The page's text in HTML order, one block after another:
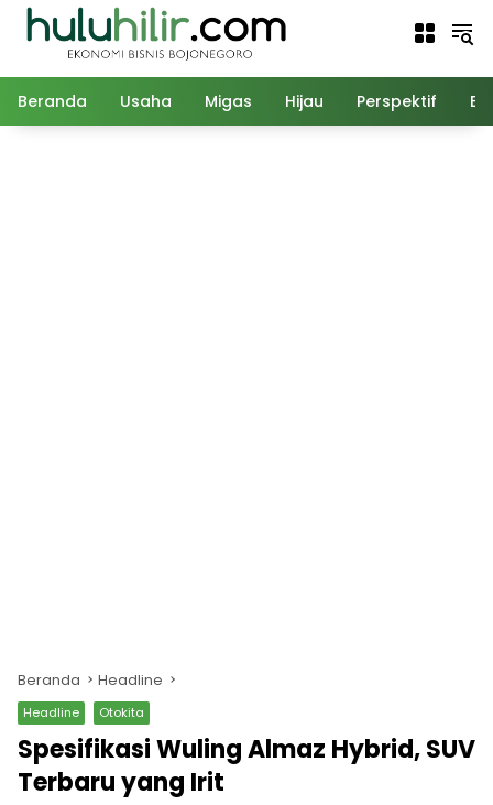
Langsung
Beranda Usaha Migas Hijau Perspektif
Beranda Headline
Headline Otokita
Spesifikasi Wuling Almaz Hybrid, SUV
Terbaru yang Irit